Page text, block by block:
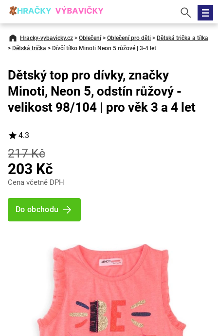
Hracky-vybavicky.cz > Oblečení > Oblečení pro děti > Dětská trička a tílka
> Dětská trička > Dívčí tílko Minoti Neon 5 růžové | 3-4 let
Dětský top pro dívky, značky
Minoti, Neon 5, odstín růžový -
velikost 98/104 | pro věk 3 a 4 let
4.3
217 Kč
203 Kč
Cena včetně DPH
Do obchodu